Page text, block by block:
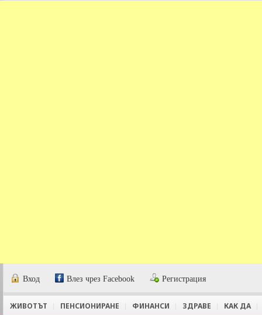
Вход Влез чрез Facebook Регистрация
ЖИВОТЪТ ПЕНСИОНИРАНЕ ФИНАНСИ ЗДРАВЕ КАК ДА